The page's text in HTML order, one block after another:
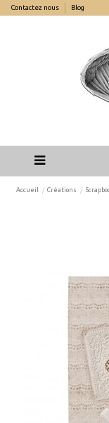
Contactez nous Blog
Accueil Créations